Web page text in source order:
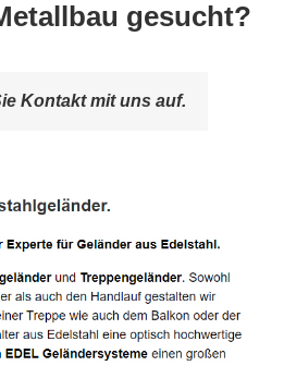
gesucht?
Kontakt mit uns auf.